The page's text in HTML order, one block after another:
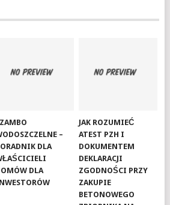
–
DLA
DLA
JAK ROZUMIEĆ
ATEST PZH I
DOKUMENTEM
DEKLARACJI
ZGODNOŚCI PRZY
ZAKUPIE
BETONOWEGO